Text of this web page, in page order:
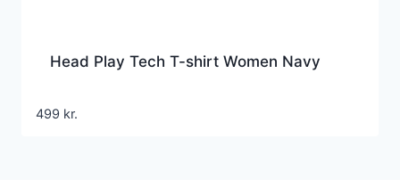
Head Play Tech T-shirt Women Navy
499 kr.